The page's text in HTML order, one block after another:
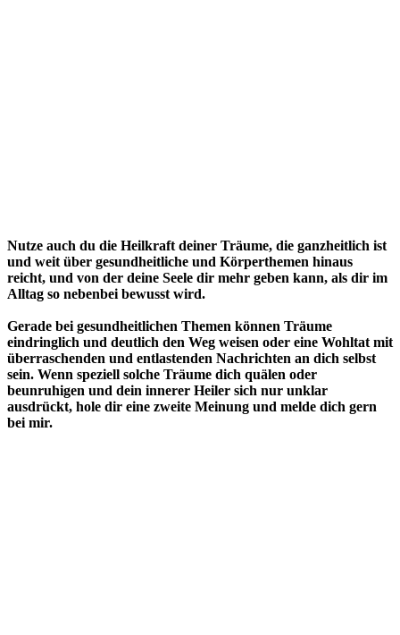
Nutze auch du die Heilkraft deiner Träume, die ganzheitlich ist
und weit über gesundheitliche und Körperthemen hinaus
reicht, und von der deine Seele dir mehr geben kann, als dir im
Alltag so nebenbei bewusst wird.
Gerade bei gesundheitlichen Themen können Träume
eindringlich und deutlich den Weg weisen oder eine Wohltat mit
überraschenden und entlastenden Nachrichten an dich selbst
sein. Wenn speziell solche Träume dich quälen oder
beunruhigen und dein innerer Heiler sich nur unklar
ausdrückt, hole dir eine zweite Meinung und melde dich gern
bei mir.